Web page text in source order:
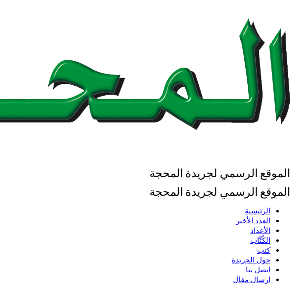
الموقع الرسمي لجريدة المحجة
الموقع الرسمي لجريدة المحجة
الرئيسية
العدد الأخير
الأعداد
الكُتَّاب
كتب
حول الجريدة
اتصل بنا
ارسال مقال